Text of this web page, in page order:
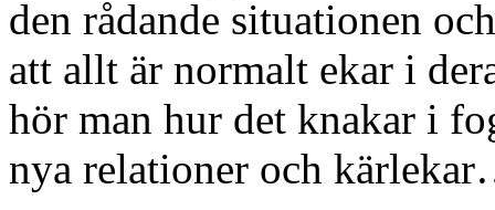
den rådande situationen
att allt är normalt ekar i
hör man hur det knakar i
nya relationer och